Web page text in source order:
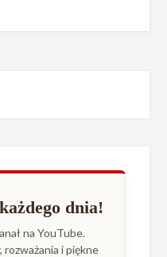
dnia!
na YouTube.
i piękne